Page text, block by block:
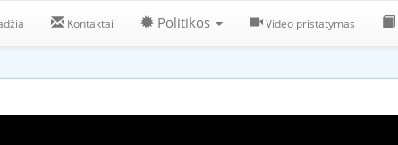
Kontaktai Politikos Video pristatymas